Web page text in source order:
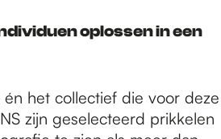
oplossen in een
én het collectief die voor deze
zijn geselecteerd prikkelen